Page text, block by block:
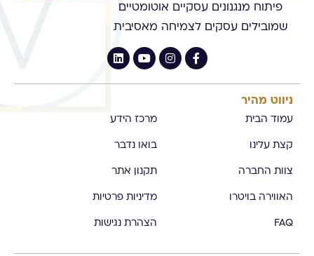
פיתוח מנגנונים עסקיים אוטומטיים
שמובילים עסקים לצמיחה מאסיבית
ניווט מהיר
עמוד הבית
קצת עלינו
צוות החברה
האווירה בויטרו
FAQ
מרכז הידע
בואו נדבר
תקנון אתר
מדיניות פרטיות
הצהרת נגישות